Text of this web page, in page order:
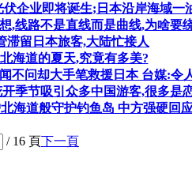
企业即将诞生;日本沿岸海域一
,线路不是直线而是曲线,为啥要
滞留日本旅客,大陆忙接人
海道的夏天,究竟有多美?
不问却大手笔救援日本 台媒:令
季节吸引众多中国游客,很多是
海道般守护钓鱼岛 中方强硬回
/ 16 頁下一頁